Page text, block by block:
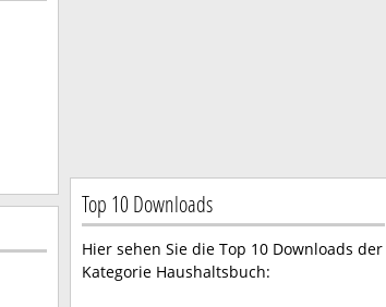
Top 10 Downloads
Hier sehen Sie die Top 10 Downloads der
Kategorie Haushaltsbuch: